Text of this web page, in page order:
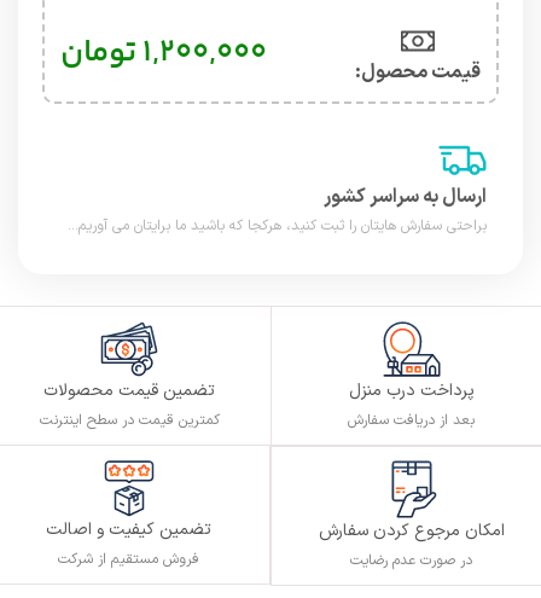
قیمت محصول:​ ۱,۲۰۰,۰۰۰تومان
ارسال به سراسر کشور
براحتی سفارش هایتان را ثبت کنید، هرکجا که باشید ما برایتان می آوریم...
پرداخت درب منزل
بعد از دریافت سفارش
تضمین قیمت محصولات
کمترین قیمت در سطح اینترنت
امکان مرجوع کردن سفارش
در صورت عدم رضایت
تضمین کیفیت و اصالت
فروش مستقیم از شرکت